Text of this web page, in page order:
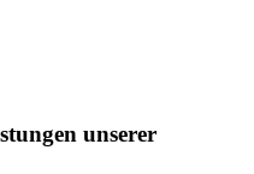
unserer